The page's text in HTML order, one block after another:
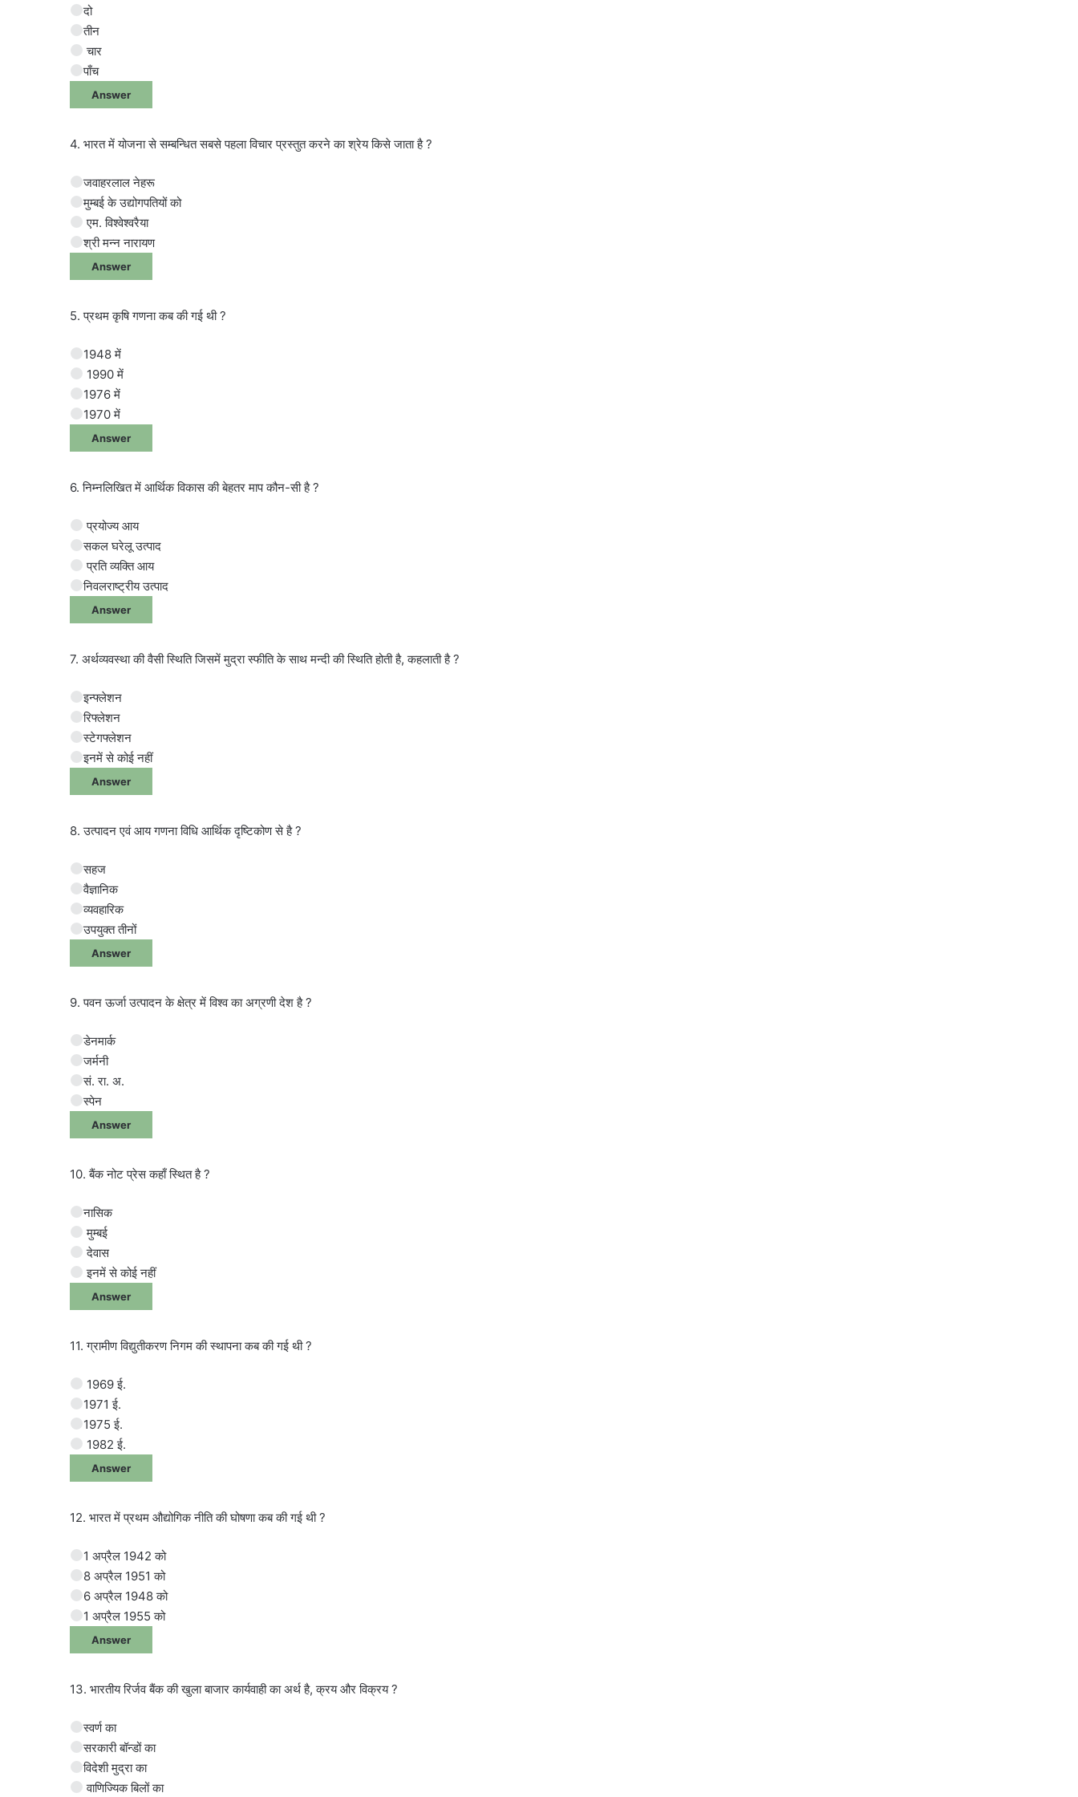
दो
तीन
चार
पाँच
Answer
4. भारत में योजना से सम्बन्धित सबसे पहला विचार प्रस्तुत करने का श्रेय किसे जाता है ?
जवाहरलाल नेहरू
मुम्बई के उद्योगपतियों को
एम. विश्वेश्वरैया
श्री मन्न नारायण
Answer
5. प्रथम कृषि गणना कब की गई थी ?
1948 में
1990 में
1976 में
1970 में
Answer
6. निम्नलिखित में आर्थिक विकास की बेहतर माप कौन-सी है ?
प्रयोज्य आय
सकल घरेलू उत्पाद
प्रति व्यक्ति आय
निवलराष्ट्रीय उत्पाद
Answer
7. अर्थव्यवस्था की वैसी स्थिति जिसमें मुद्रा स्फीति के साथ मन्दी की स्थिति होती है, कहलाती है ?
इन्फ्लेशन
रिफ्लेशन
स्टेगफ्लेशन
इनमें से कोई नहीं
Answer
8. उत्पादन एवं आय गणना विधि आर्थिक दृष्टिकोण से है ?
सहज
वैज्ञानिक
व्यवहारिक
उपयुक्त तीनों
Answer
9. पवन ऊर्जा उत्पादन के क्षेत्र में विश्व का अग्रणी देश है ?
डेनमार्क
जर्मनी
सं. रा. अ.
स्पेन
Answer
10. बैंक नोट प्रेस कहाँ स्थित है ?
नासिक
मुम्बई
देवास
इनमें से कोई नहीं
Answer
11. ग्रामीण विद्युतीकरण निगम की स्थापना कब की गई थी ?
1969 ई.
1971 ई.
1975 ई.
1982 ई.
Answer
12. भारत में प्रथम औद्योगिक नीति की घोषणा कब की गई थी ?
1 अप्रैल 1942 को
8 अप्रैल 1951 को
6 अप्रैल 1948 को
1 अप्रैल 1955 को
Answer
13. भारतीय रिर्जव बैंक की खुला बाजार कार्यवाही का अर्थ है, क्रय और विक्रय ?
स्वर्ण का
सरकारी बॉन्डों का
विदेशी मुद्रा का
वाणिज्यिक बिलों का